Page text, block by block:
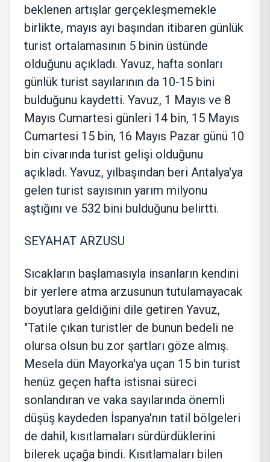
beklenen artışlar gerçekleşmemekle
birlikte, mayıs ayı başından itibaren günlük
turist ortalamasının 5 binin üstünde
olduğunu açıkladı. Yavuz, hafta sonları
günlük turist sayılarının da 10-15 bini
bulduğunu kaydetti. Yavuz, 1 Mayıs ve 8
Mayıs Cumartesi günleri 14 bin, 15 Mayıs
Cumartesi 15 bin, 16 Mayıs Pazar günü 10
bin civarında turist gelişi olduğunu
açıkladı. Yavuz, yılbaşından beri Antalya'ya
gelen turist sayısının yarım milyonu
aştığını ve 532 bini bulduğunu belirtti.
SEYAHAT ARZUSU
Sıcakların başlamasıyla insanların kendini
bir yerlere atma arzusunun tutulamayacak
boyutlara geldiğini dile getiren Yavuz,
"Tatile çıkan turistler de bunun bedeli ne
olursa olsun bu zor şartları göze almış.
Mesela dün Mayorka'ya uçan 15 bin turist
henüz geçen hafta istisnai süreci
sonlandıran ve vaka sayılarında önemli
düşüş kaydeden İspanya'nın tatil bölgeleri
de dahil, kısıtlamaları sürdürdüklerini
bilerek uçağa bindi. Kısıtlamaları bilen